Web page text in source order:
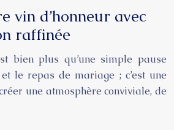
vin d’honneur avec
raffinée
bien plus qu’une simple pause
le repas de mariage ; c’est une
une atmosphère conviviale, de